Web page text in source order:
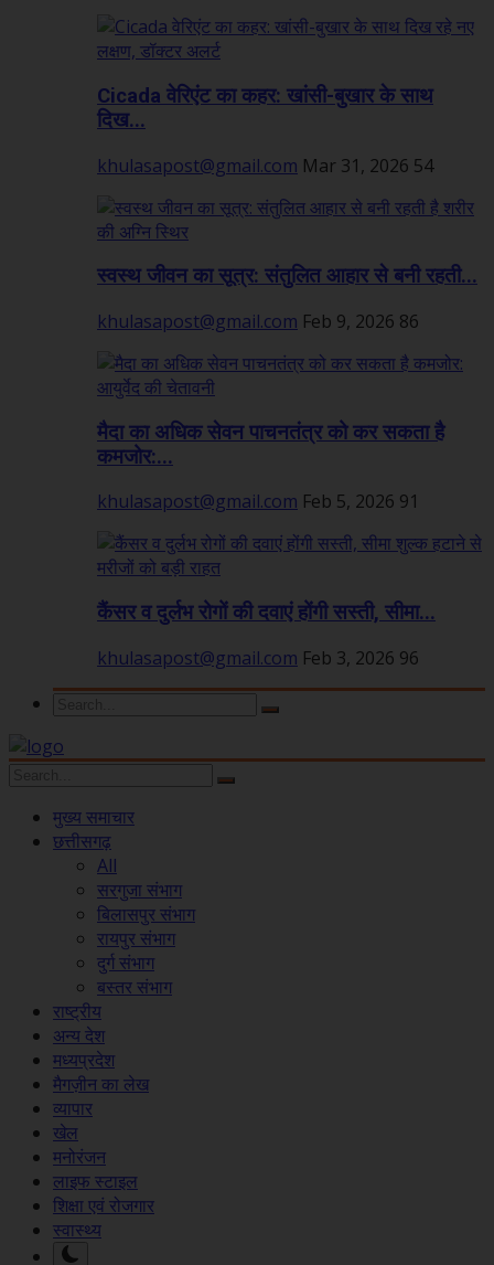
Cicada वेरिएंट का कहर: खांसी-बुखार के साथ
दिख...
khulasapost@gmail.com Mar 31, 2026 54
स्वस्थ जीवन का सूत्र: संतुलित आहार से बनी रहती...
khulasapost@gmail.com Feb 9, 2026 86
मैदा का अधिक सेवन पाचनतंत्र को कर सकता है
कमजोर:...
khulasapost@gmail.com Feb 5, 2026 91
कैंसर व दुर्लभ रोगों की दवाएं होंगी सस्ती, सीमा...
khulasapost@gmail.com Feb 3, 2026 96
मुख्य समाचार
छत्तीसगढ़
All
सरगुजा संभाग
बिलासपुर संभाग
रायपुर संभाग
दुर्ग संभाग
बस्तर संभाग
राष्ट्रीय
अन्य देश
मध्यप्रदेश
मैगज़ीन का लेख
व्यापार
खेल
मनोरंजन
लाइफ स्टाइल
शिक्षा एवं रोजगार
स्वास्थ्य